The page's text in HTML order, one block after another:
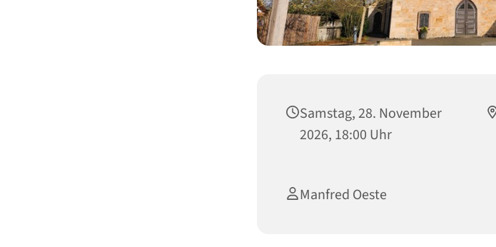
Samstag, 28. November
2026, 18:00 Uhr
Manfred Oeste